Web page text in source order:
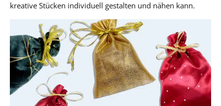
kreative Stücken individuell gestalten und nähen kann.